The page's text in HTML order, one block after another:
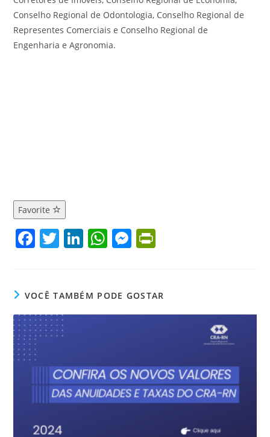
Conselho Regional de Odontologia, Conselho Regional de
Representes Comerciais e Conselho Regional de
Engenharia e Agronomia.
Favorite
F
e
b
o
o
k
T
er
Li
e
dI
W
s
A
M
e
n
ri
e
y
VOCÊ TAMBÉM PODE GOSTAR